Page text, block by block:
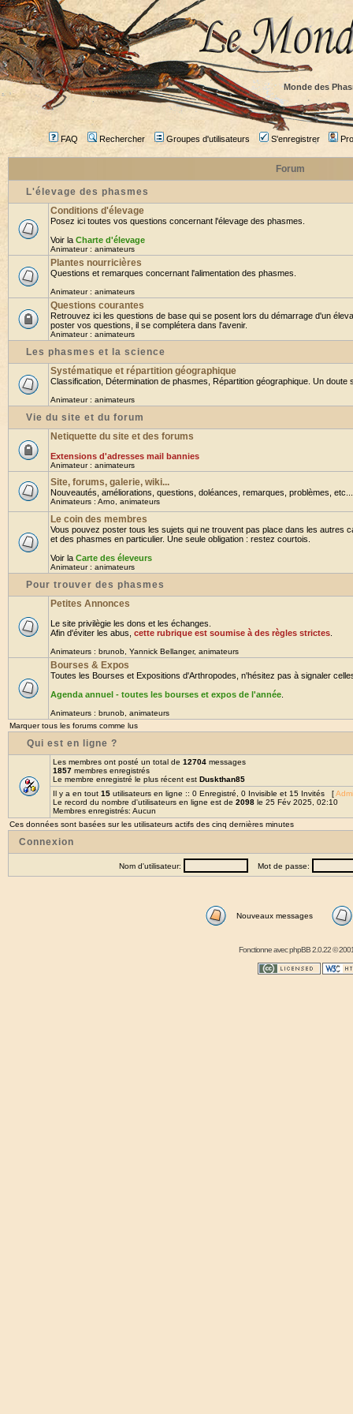
Monde des
FAQ Rechercher Groupes d'utilisateurs S'enregistrer
Forum
L'élevage des phasmes
Conditions d'élevage
Posez ici toutes vos questions concernant l'élevage des phasmes.
Voir la Charte d'élevage
Animateur : animateurs
Plantes nourricières
Questions et remarques concernant l'alimentation des phasmes.
Animateur : animateurs
Questions courantes
Retrouvez ici les questions de base qui se posent lors du démarrage d'un
poster vos questions, il se complétera dans l'avenir.
Animateur : animateurs
Les phasmes et la science
Systématique et répartition géographique
Classification, Détermination de phasmes, Répartition géographique. Un doute
Animateur : animateurs
Vie du site et du forum
Netiquette du site et des forums
Extensions d'adresses mail bannies
Animateur : animateurs
Site, forums, galerie, wiki...
Nouveautés, améliorations, questions, doléances, remarques, problèmes,
Animateurs : Arno animateurs
Le coin des membres
Vous pouvez poster tous les sujets qui ne trouvent pas place dans les autres
et des phasmes en particulier. Une seule obligation : restez courtois.
Voir la Carte des éleveurs
Animateur : animateurs
Pour trouver des phasmes
Petites Annonces
Le site privilègie les dons et les échanges.
Afin d'éviter les abus, cette rubrique est soumise à des règles strictes
Animateurs : brunob Yannick Bellanger, animateurs
Bourses & Expos
Toutes les Bourses et Expositions d'Arthropodes, n'hésitez pas à signaler
Agenda annuel - toutes les bourses et expos de l'année
Animateurs : brunob animateurs
Marquer tous les forums comme lus
Qui est en ligne ?
Les membres ont posté un total de 12704 messages
1857 membres enregistrés
Le membre enregistré le plus récent est Duskthan85
Il y a en tout 15 utilisateurs en ligne :: 0 Enregistré, 0 Invisible et 15 Invités [
Le record du nombre d'utilisateurs en ligne est de 2098 le 25 Fév 2025, 02:10
Membres enregistrés: Aucun
Ces données sont basées sur les utilisateurs actifs des cinq dernières minutes
Connexion
Nom d'utilisateur: Mot de passe:
Nouveaux messages
Fonctionne avecphpBB2.0.22 ©